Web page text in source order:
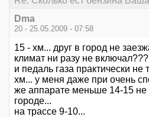
Dma
20 - 25.05.2009 - 07:58
15 - хм... друг в город не
климат ни разу не включал???
и педаль газа практически не
хм... у меня даже при очень
же аппарате меньше 14-15 не
городе...
на трассе 9-10...